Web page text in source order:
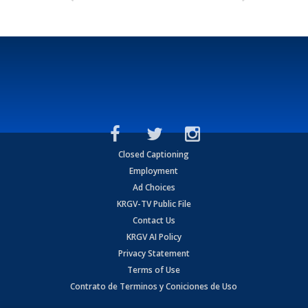
Closed Captioning
Employment
Ad Choices
KRGV-TV Public File
Contact Us
KRGV AI Policy
Privacy Statement
Terms of Use
Contrato de Terminos y Coniciones de Uso